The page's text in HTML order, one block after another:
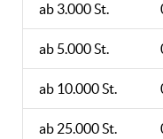
ab 3.000 St.
ab 5.000 St.
ab 10.000 St.
ab 25.000 St.